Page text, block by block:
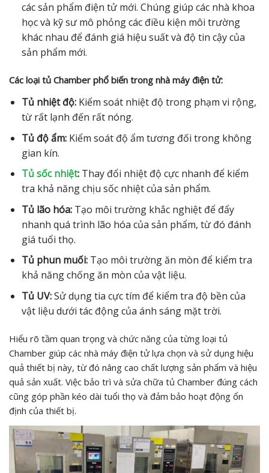
các sản phẩm điện tử mới. Chúng giúp các nhà khoa
học và kỹ sư mô phỏng các điều kiện môi trường
khác nhau để đánh giá hiệu suất và độ tin cậy của
sản phẩm mới.
Các loại tủ Chamber phổ biến trong nhà máy điện tử:
Tủ nhiệt độ:Kiểm soát nhiệt độ trong phạm vi rộng,
từ rất lạnh đến rất nóng.
Tủ độ ẩm:Kiểm soát độ ẩm tương đối trong không
gian kín.
Tủ sốc nhiệt:Thay đổi nhiệt độ cực nhanh để kiểm
tra khả năng chịu sốc nhiệt của sản phẩm.
Tủ lão hóa:Tạo môi trường khắc nghiệt để đẩy
nhanh quá trình lão hóa của sản phẩm, từ đó đánh
giá tuổi thọ.
Tủ phun muối:Tạo môi trường ăn mòn để kiểm tra
khả năng chống ăn mòn của vật liệu.
Tủ UV:Sử dụng tia cực tím để kiểm tra độ bền của
vật liệu dưới tác động của ánh sáng mặt trời.
Hiểu rõ tầm quan trọng và chức năng của từng loại tủ
Chamber giúp các nhà máy điện tử lựa chọn và sử dụng hiệu
quả thiết bị này, từ đó nâng cao chất lượng sản phẩm và hiệu
quả sản xuất. Việc bảo trì và sửa chữa tủ Chamber đúng cách
cũng góp phần kéo dài tuổi thọ và đảm bảo hoạt động ổn
định của thiết bị.